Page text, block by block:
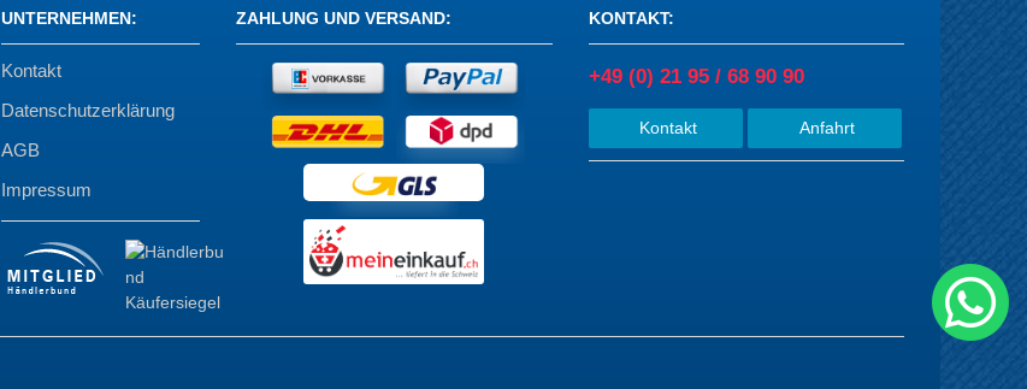
UNTERNEHMEN:
Kontakt
Datenschutzerklärung
AGB
Impressum
ZAHLUNG UND VERSAND: KONTAKT:
+49 (0) 21 95 / 68 90 90
Kontakt Anfahrt